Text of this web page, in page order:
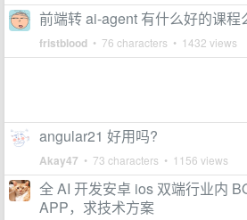
前端转 ai-agent 有什么好的课程
fristblood • 76 characters • 1432 views
angular21 好用吗?
Akay47 • 73 characters • 1156 views
全 AI 开发安卓 ios 双端行业内
APP，求技术方案